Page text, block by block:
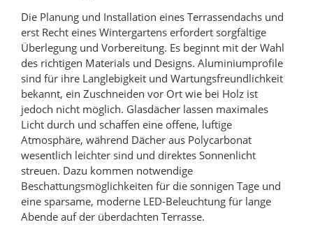
Die Planung und Installation eines Terrassendachs und
erst Recht eines Wintergartens erfordert sorgfältige
Überlegung und Vorbereitung. Es beginnt mit der Wahl
des richtigen Materials und Designs. Aluminiumprofile
sind für ihre Langlebigkeit und Wartungsfreundlichkeit
bekannt, ein Zuschneiden vor Ort wie bei Holz ist
jedoch nicht möglich. Glasdächer lassen maximales
Licht durch und schaffen eine offene, luftige
Atmosphäre, während Dächer aus Polycarbonat
wesentlich leichter sind und direktes Sonnenlicht
streuen. Dazu kommen notwendige
Beschattungsmöglichkeiten für die sonnigen Tage und
eine sparsame, moderne LED-Beleuchtung für lange
Abende auf der überdachten Terrasse.